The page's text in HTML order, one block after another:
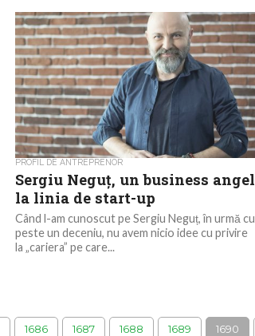
PROFIL DE ANTREPRENOR
Sergiu Neguț, un business angel
la linia de start-up
Când l-am cunoscut pe Sergiu Neguț, în urmă cu
peste un deceniu, nu avem nicio idee cu privire
la „cariera” pe care...
1686 1687 1688 1689 1690